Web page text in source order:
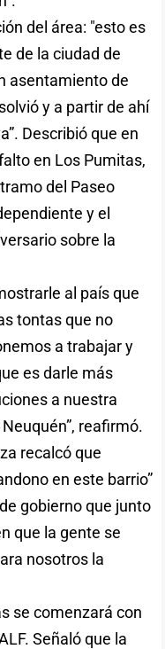
del área: "esto es
de la ciudad de
asentamiento de
y a partir de ahí
Describió que en
en Los Pumitas,
del Paseo
y el
sobre la
al país que
tontas que no
a trabajar y
es darle más
a nuestra
reafirmó.
recalcó que
en este barrio”
gobierno que junto
que la gente se
nosotros la
se comenzará con
Señaló que la